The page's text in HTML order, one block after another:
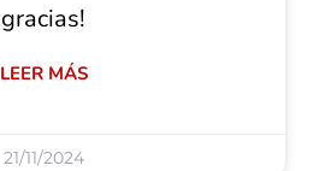
gracias!
LEER MÁS
21/11/2024